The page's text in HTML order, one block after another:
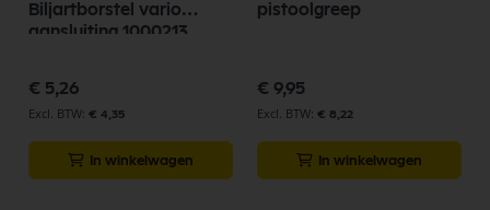
Biljartborstel vario
aansluiting 1000213
€ 5,26
€ 4,35
In winkelwagen
pistoolgreep
€ 9,95
€ 8,22
In winkelwagen